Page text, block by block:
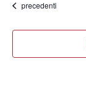
Eventi
precedenti